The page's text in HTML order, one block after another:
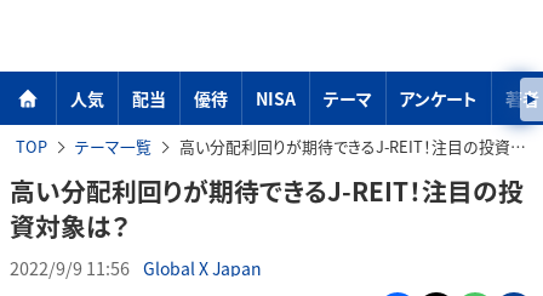
人気 配当 優待 NISA テーマ アンケート 著者
TOP テーマ一覧 高い分配利回りが期待できるJ-REIT！注目の投資対象は？
高い分配利回りが期待できるJ-REIT！注目の投
資対象は？
2022/9/9 11:56 Global X Japan